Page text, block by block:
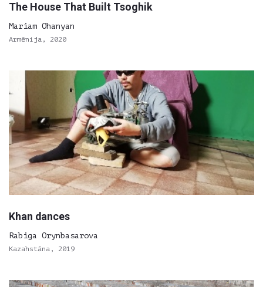
The House That Built Tsoghik
Mariam Ohanyan
Armēnija, 2020
Khan dances
Rabiga Orynbasarova
Kazahstāna, 2019